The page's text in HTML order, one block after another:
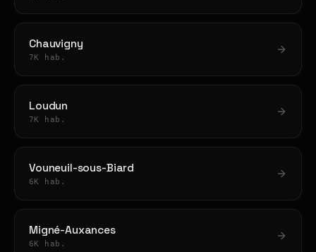
Chauvigny
7K hab.
Loudun
7K hab.
Vouneuil-sous-Biard
6K hab.
Migné-Auxances
6K hab.